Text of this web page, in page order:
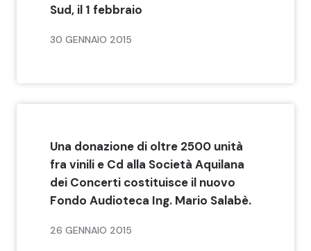
Sud, il 1 febbraio
30 GENNAIO 2015
Una donazione di oltre 2500 unità
fra vinili e Cd alla Società Aquilana
dei Concerti costituisce il nuovo
Fondo Audioteca Ing. Mario Salabè.
26 GENNAIO 2015